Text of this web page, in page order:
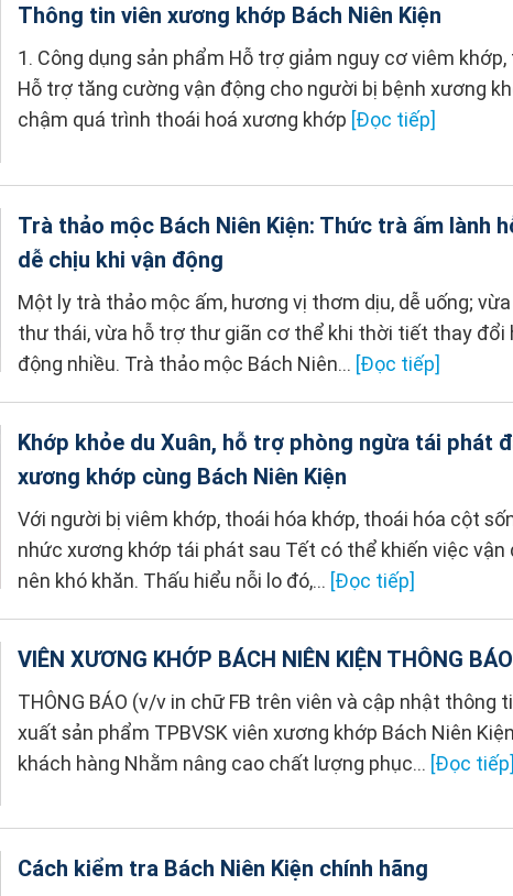
Thông tin viên xương khớp Bách Niên Kiện
1. Công dụng sản phẩm Hỗ trợ giảm nguy cơ viêm
Hỗ trợ tăng cường vận động cho người bị bệnh xương
chậm quá trình thoái hoá xương khớp [Đọc tiếp]
Trà thảo mộc Bách Niên Kiện: Thức trà ấm lành
dễ chịu khi vận động
Một ly trà thảo mộc ấm, hương vị thơm dịu, dễ uống;
thư thái, vừa hỗ trợ thư giãn cơ thể khi thời tiết thay đổi
động nhiều. Trà thảo mộc Bách Niên... [Đọc tiếp]
Khớp khỏe du Xuân, hỗ trợ phòng ngừa tái phát
xương khớp cùng Bách Niên Kiện
Với người bị viêm khớp, thoái hóa khớp, thoái hóa cột
nhức xương khớp tái phát sau Tết có thể khiến việc vận
nên khó khăn. Thấu hiểu nỗi lo đó,... [Đọc tiếp]
VIÊN XƯƠNG KHỚP BÁCH NIÊN KIỆN THÔNG BÁO
THÔNG BÁO (v/v in chữ FB trên viên và cập nhật thông
xuất sản phẩm TPBVSK viên xương khớp Bách Niên
khách hàng Nhằm nâng cao chất lượng phục... [Đọc tiếp]
Cách kiểm tra Bách Niên Kiện chính hãng